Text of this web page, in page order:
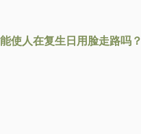
使人在复生日用脸走路吗？